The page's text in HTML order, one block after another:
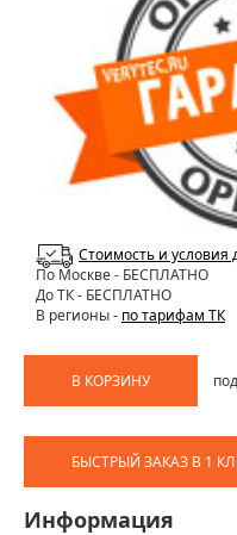
Стоимость и условия
По Москве- БЕСПЛАТНО
До ТК - БЕСПЛАТНО
В регионы - по тарифам ТК
В КОРЗИНУ
БЫСТРЫЙ ЗАКАЗ В 1
Информация